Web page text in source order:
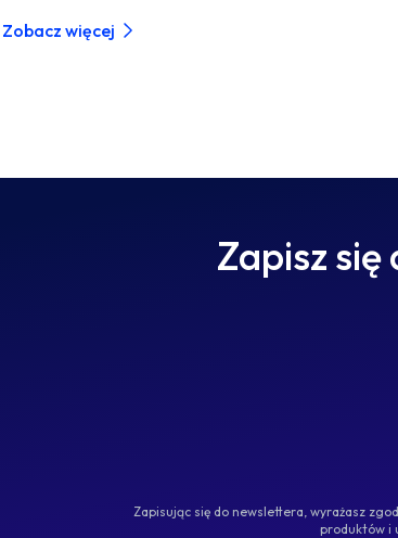
Zobacz więcej
Zapisz się
Zapisując się do newslettera, wyrażasz
produktów i